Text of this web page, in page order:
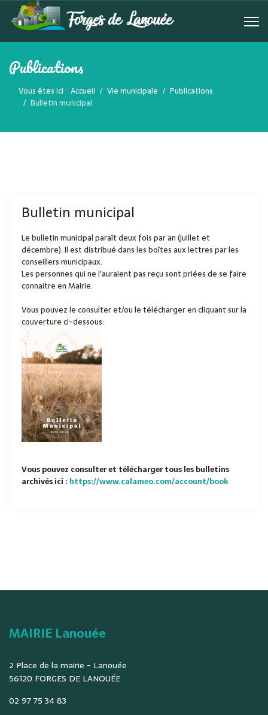
Publications
Vous êtes ici : Accueil Vie municipale
Publications
Bulletin municipal
Bulletin municipal
Le bulletin municipal paraît deux fois par an (juillet et
décembre). Il est distribué dans les boîtes aux lettres par les
conseillers municipaux.
Les personnes qui ne l’auraient pas reçu sont priées de se faire
connaitre en Mairie.
Vous pouvez le consulter et/ou le télécharger en cliquant sur la
couverture ci-dessous:
Vous pouvez consulter et télécharger tous les bulletins
archivés ici : https://www.calameo.com/account/book
MAIRIE Lanouée
2 Place de la mairie - Lanouée
56120 FORGES DE LANOUÉE
02 97 75 34 83